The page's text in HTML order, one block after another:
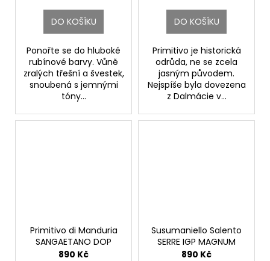
DO KOŠÍKU
Ponořte se do hluboké
rubínové barvy. Vůně
zralých třešní a švestek,
snoubená s jemnými
tóny...
DO KOŠÍKU
Primitivo je historická
odrůda, ne se zcela
jasným původem.
Nejspíše byla dovezena
z Dalmácie v...
Primitivo di Manduria
SANGAETANO DOP
MAGNUM
890 Kč
Susumaniello Salento
SERRE IGP MAGNUM
Cantine Due Palme
890 Kč